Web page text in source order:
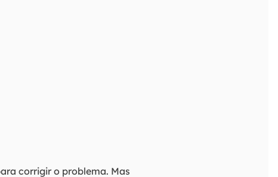
corrigir o problema. Mas